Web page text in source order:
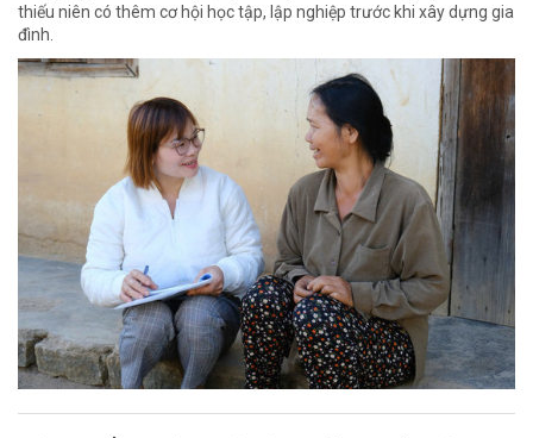
thiếu niên có thêm cơ hội học tập, lập nghiệp trước khi xây dựng gia
đình.